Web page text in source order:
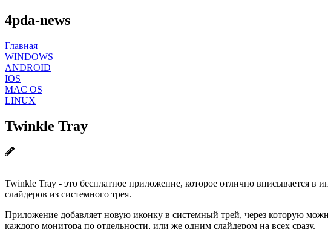
4pda-news
Главная
WINDOWS
ANDROID
IOS
MAC OS
LINUX
Twinkle Tray
Twinkle Tray - это бесплатное приложение, которое отлично вписывается в
слайдеров из системного трея.
Приложение добавляет новую иконку в системный трей, через которую
каждого монитора по отдельности, или же одним слайдером на всех сразу.